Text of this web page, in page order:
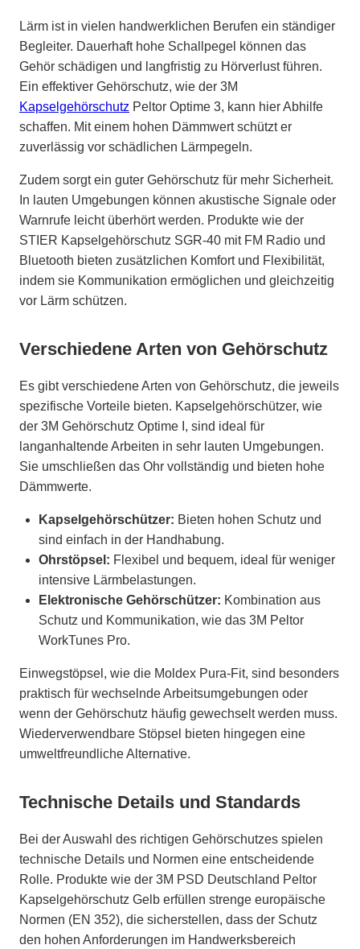
Lärm ist in vielen handwerklichen Berufen ein ständiger
Begleiter. Dauerhaft hohe Schallpegel können das
Gehör schädigen und langfristig zu Hörverlust führen.
Ein effektiver Gehörschutz, wie der 3M
Kapselgehörschutz Peltor Optime 3, kann hier Abhilfe
schaffen. Mit einem hohen Dämmwert schützt er
zuverlässig vor schädlichen Lärmpegeln.
Zudem sorgt ein guter Gehörschutz für mehr Sicherheit.
In lauten Umgebungen können akustische Signale oder
Warnrufe leicht überhört werden. Produkte wie der
STIER Kapselgehörschutz SGR-40 mit FM Radio und
Bluetooth bieten zusätzlichen Komfort und Flexibilität,
indem sie Kommunikation ermöglichen und gleichzeitig
vor Lärm schützen.
Verschiedene Arten von Gehörschutz
Es gibt verschiedene Arten von Gehörschutz, die jeweils
spezifische Vorteile bieten. Kapselgehörschützer, wie
der 3M Gehörschutz Optime I, sind ideal für
langanhaltende Arbeiten in sehr lauten Umgebungen.
Sie umschließen das Ohr vollständig und bieten hohe
Dämmwerte.
Kapselgehörschützer: Bieten hohen Schutz und
sind einfach in der Handhabung.
Ohrstöpsel: Flexibel und bequem, ideal für weniger
intensive Lärmbelastungen.
Elektronische Gehörschützer: Kombination aus
Schutz und Kommunikation, wie das 3M Peltor
WorkTunes Pro.
Einwegstöpsel, wie die Moldex Pura-Fit, sind besonders
praktisch für wechselnde Arbeitsumgebungen oder
wenn der Gehörschutz häufig gewechselt werden muss.
Wiederverwendbare Stöpsel bieten hingegen eine
umweltfreundliche Alternative.
Technische Details und Standards
Bei der Auswahl des richtigen Gehörschutzes spielen
technische Details und Normen eine entscheidende
Rolle. Produkte wie der 3M PSD Deutschland Peltor
Kapselgehörschutz Gelb erfüllen strenge europäische
Normen (EN 352), die sicherstellen, dass der Schutz
den hohen Anforderungen im Handwerksbereich